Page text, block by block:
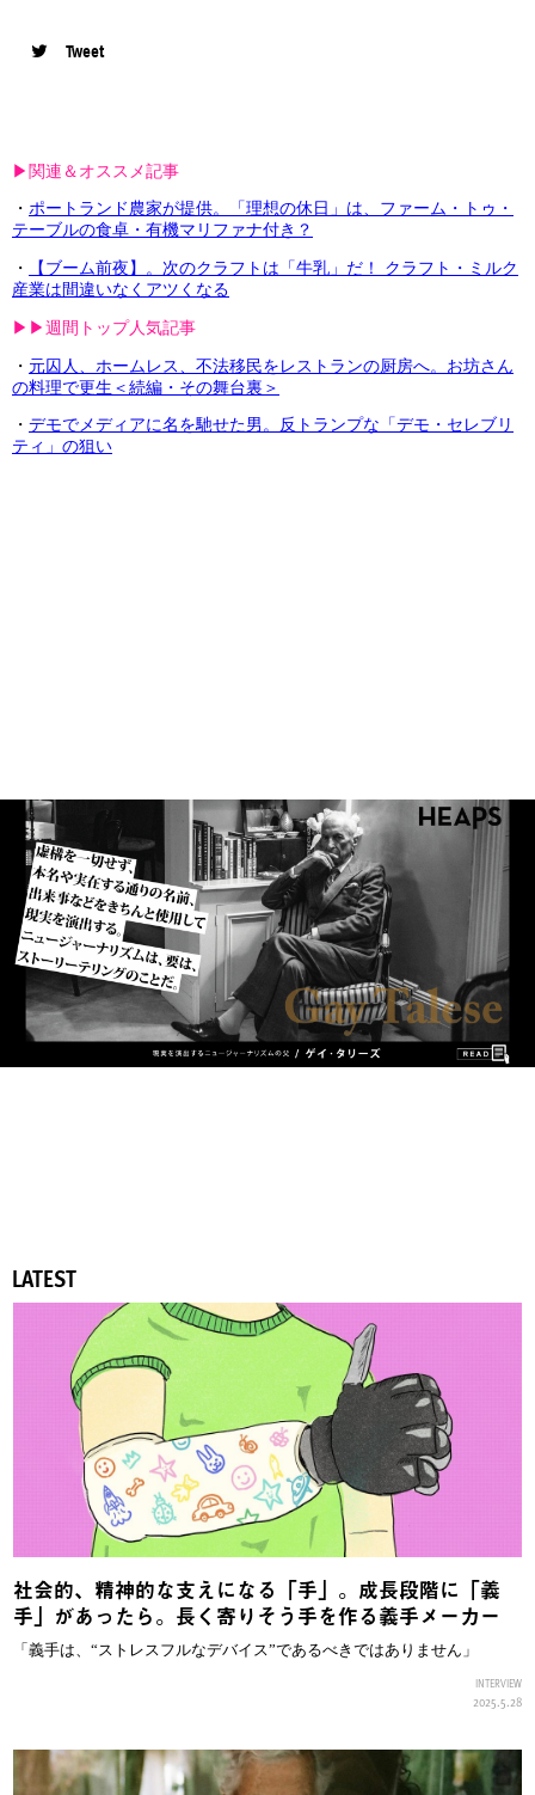
Tweet
▶︎関連＆オススメ記事
・ ポートランド農家が提供。「理想の休日」は、ファーム・トゥ・
テーブルの食卓・有機マリファナ付き？
・
【ブーム前夜】。次のクラフトは「牛乳」だ！ クラフト・ミルク
産業は間違いなくアツくなる
▶︎▶︎週間トップ人気記事
・ 元囚人、ホームレス、不法移民をレストランの厨房へ。お坊さん
の料理で更生＜続編・その舞台裏＞
・ デモでメディアに名を馳せた男。反トランプな「デモ・セレブリ
ティ」の狙い
LATEST
社会的、精神的な支えになる「手」。成長段階に「義
手」があったら。長く寄りそう手を作る義手メーカー
「義手は、“ストレスフルなデバイス”であるべきではありません」
INTERVIEW
2025.5.28